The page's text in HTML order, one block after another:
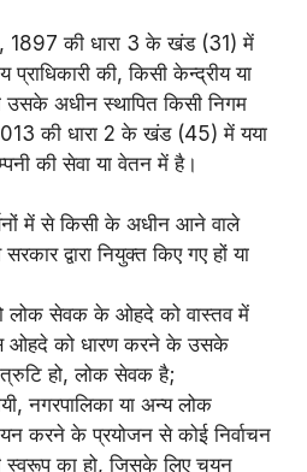
1897 की धारा 3 के खंड (31) में
प्राधिकारी की, किसी केन्द्रीय या
उसके अधीन स्थापित किसी निगम
की धारा 2 के खंड (45) में यया
की सेवा या वेतन में है।
में से किसी के अधीन आने वाले
द्वारा नियुक्त किए गए हों या
लोक सेवक के ओहदे को वास्तव में
ओहदे को धारण करने के उसके
हो, लोक सेवक है;
नगरपालिका या अन्य लोक
करने के प्रयोजन से कोई निर्वाचन
स्वरूप का हो, जिसके लिए चयन